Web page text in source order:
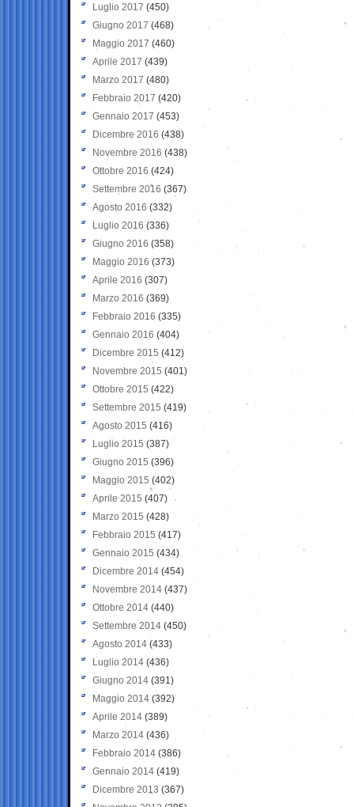
Luglio 2017 (450)
Giugno 2017 (468)
Maggio 2017 (460)
Aprile 2017 (439)
Marzo 2017 (480)
Febbraio 2017 (420)
Gennaio 2017 (453)
Dicembre 2016 (438)
Novembre 2016 (438)
Ottobre 2016 (424)
Settembre 2016 (367)
Agosto 2016 (332)
Luglio 2016 (336)
Giugno 2016 (358)
Maggio 2016 (373)
Aprile 2016 (307)
Marzo 2016 (369)
Febbraio 2016 (335)
Gennaio 2016 (404)
Dicembre 2015 (412)
Novembre 2015 (401)
Ottobre 2015 (422)
Settembre 2015 (419)
Agosto 2015 (416)
Luglio 2015 (387)
Giugno 2015 (396)
Maggio 2015 (402)
Aprile 2015 (407)
Marzo 2015 (428)
Febbraio 2015 (417)
Gennaio 2015 (434)
Dicembre 2014 (454)
Novembre 2014 (437)
Ottobre 2014 (440)
Settembre 2014 (450)
Agosto 2014 (433)
Luglio 2014 (436)
Giugno 2014 (391)
Maggio 2014 (392)
Aprile 2014 (389)
Marzo 2014 (436)
Febbraio 2014 (386)
Gennaio 2014 (419)
Dicembre 2013 (367)